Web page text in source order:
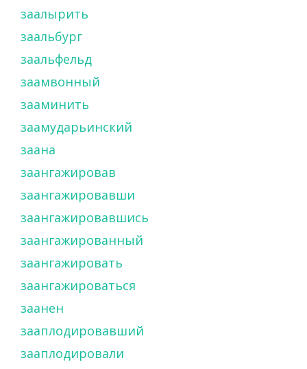
заалырить
заальбург
заальфельд
заамвонный
зааминить
заамударьинский
заана
заангажировав
заангажировавши
заангажировавшись
заангажированный
заангажировать
заангажироваться
заанен
зааплодировавший
зааплодировали